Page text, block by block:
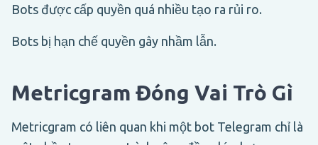
Bots được cấp quyền quá nhiều tạo ra rủi ro.
Bots bị hạn chế quyền gây nhầm lẫn.
Metricgram Đóng Vai Trò Gì
Metricgram có liên quan khi một bot Telegram chỉ là